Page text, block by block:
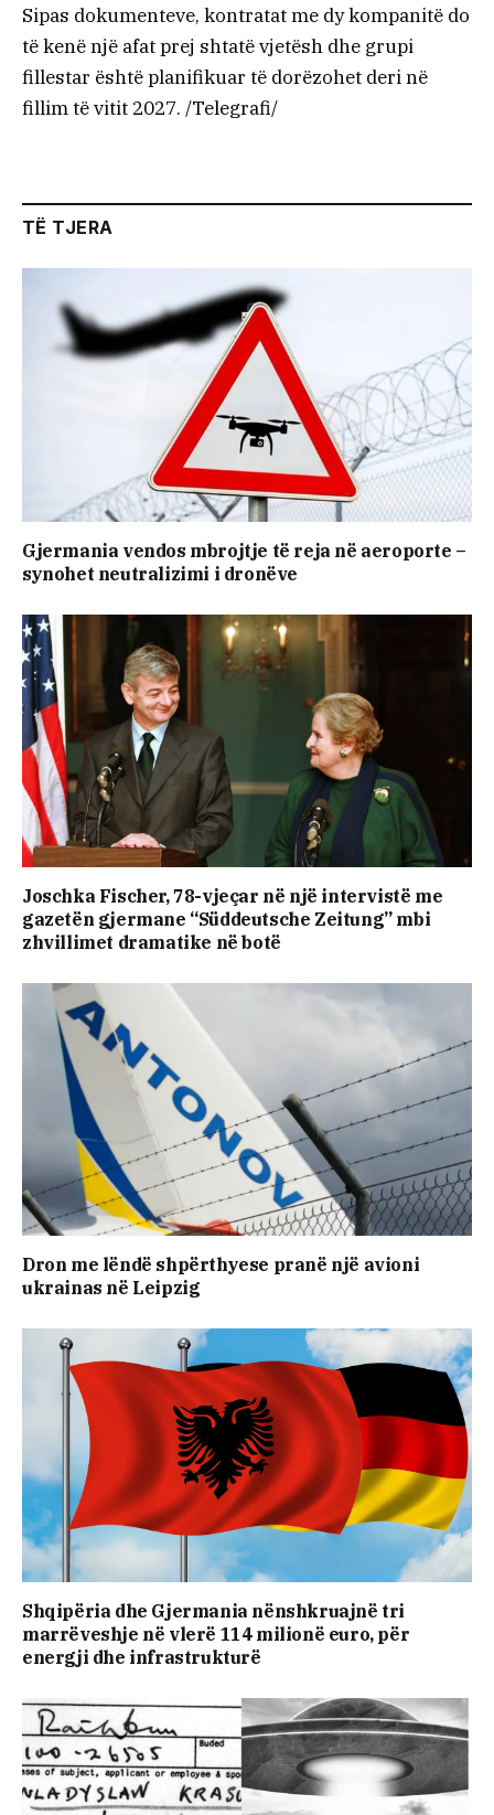
Sipas dokumenteve, kontratat me dy kompanitë do
të kenë një afat prej shtatë vjetësh dhe grupi
fillestar është planifikuar të dorëzohet deri në
fillim të vitit 2027. /Telegrafi/
TË TJERA
Gjermania vendos mbrojtje të reja në aeroporte –
synohet neutralizimi i dronëve
Joschka Fischer, 78-vjeçar në një intervistë me
gazetën gjermane “Süddeutsche Zeitung” mbi
zhvillimet dramatike në botë
Dron me lëndë shpërthyese pranë një avioni
ukrainas në Leipzig
​Shqipëria dhe Gjermania nënshkruajnë tri
marrëveshje në vlerë 114 milionë euro, për
energji dhe infrastrukturë